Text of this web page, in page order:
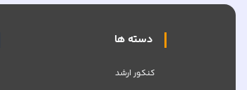
دسته ها
کنکور ارشد